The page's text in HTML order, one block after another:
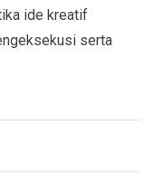
ide kreatif
serta